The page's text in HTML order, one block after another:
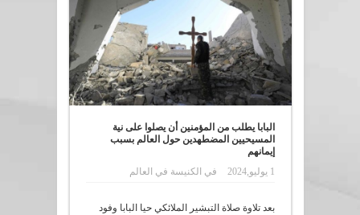
البابا يطلب من المؤمنين أن يصلوا على نية
المسيحيين المضطهدين حول العالم بسبب
إيمانهم
1 يوليو,2024
في الكنيسة في العالم
بعد تلاوة صلاة التبشير الملائكي حيا البابا وفود